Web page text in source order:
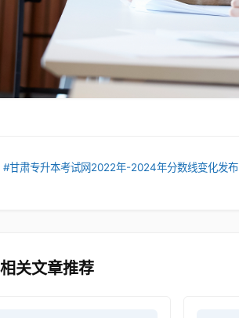
#甘肃专升本考试网2022年-2024年分数线变化发布
关文章推荐